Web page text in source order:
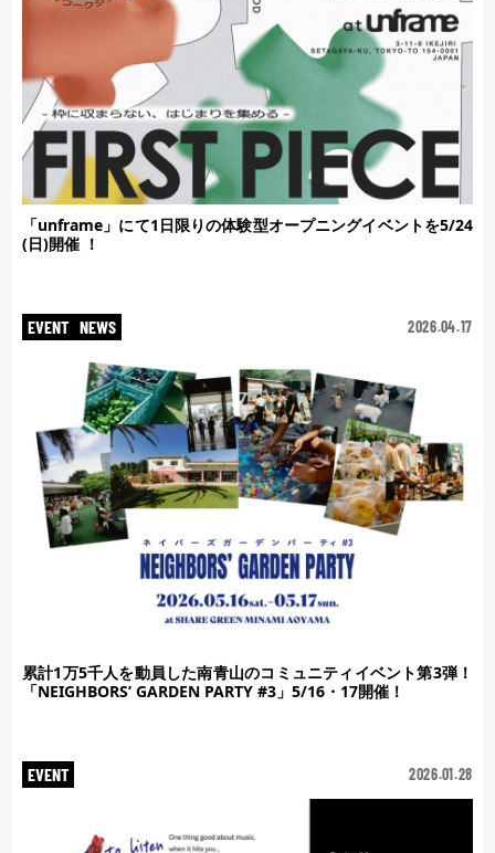
「unframe」にて1日限りの体験型オープニングイベントを5/24
(日)開催 ！
EVENT NEWS 2026.04.17
累計1万5千人を動員した南青山のコミュニティイベント第3弾！
「NEIGHBORS’ GARDEN PARTY #3」5/16・17開催！
EVENT 2026.01.28